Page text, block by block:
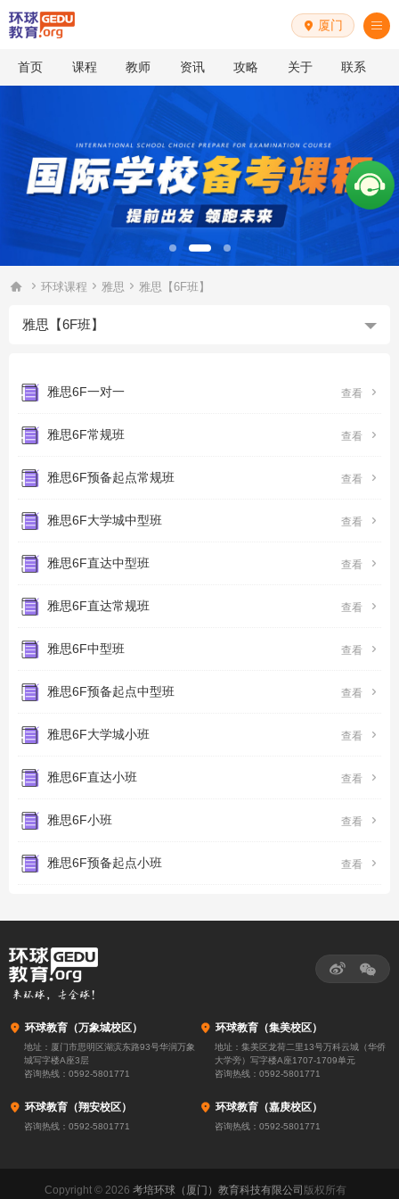
 厦门 
首页 课程 教师 资讯 攻略 关于 联系
  环球课程  雅思  雅思【6F班】
雅思【6F班】
雅思6F一对一 查看 
雅思6F常规班 查看 
雅思6F预备起点常规班 查看 
雅思6F大学城中型班 查看 
雅思6F直达中型班 查看 
雅思6F直达常规班 查看 
雅思6F中型班 查看 
雅思6F预备起点中型班 查看 
雅思6F大学城小班 查看 
雅思6F直达小班 查看 
雅思6F小班 查看 
雅思6F预备起点小班 查看 
 环球教育（万象城校区）
地址：厦门市思明区湖滨东路93号华润万象
城写字楼A座3层
咨询热线： 0592-5801771
 环球教育（集美校区）
地址：集美区龙荷二里13号万科云城（华侨
大学旁）写字楼A座1707-1709单元
咨询热线： 0592-5801771
 环球教育（翔安校区）
咨询热线： 0592-5801771
 环球教育（嘉庚校区）
咨询热线： 0592-5801771
 
Copyright © 2026 考培环球（厦门）教育科技有限公司 版权所有